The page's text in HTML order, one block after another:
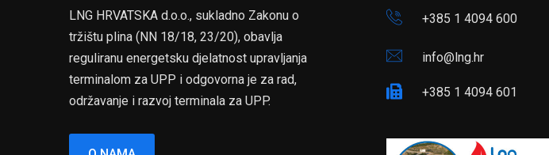
LNG HRVATSKA d.o.o., sukladno Zakonu o
tržištu plina (NN 18/18, 23/20), obavlja
reguliranu energetsku djelatnost upravljanja
terminalom za UPP i odgovorna je za rad,
održavanje i razvoj terminala za UPP.
+385 1 4094 600
info@lng.hr
+385 1 4094 601